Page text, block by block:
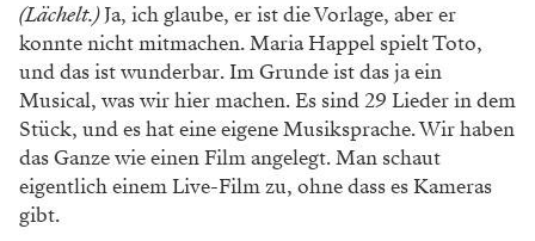
(Lächelt.)Ja, ich glaube, er ist die Vorlage, aber er
konnte nicht mitmachen. Maria Happel spielt Toto,
und das ist wunderbar. Im Grunde ist das ja ein
Musical, was wir hier machen. Es sind 29 Lieder in dem
Stück, und es hat eine eigene Musiksprache. Wir haben
das Ganze wie einen Film angelegt. Man schaut
eigentlich einem Live-Film zu, ohne dass es Kameras
gibt.